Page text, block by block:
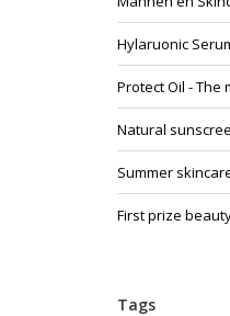
Hylaruonic
Protect Oil - The
Natural
Summer
First prize
Tags